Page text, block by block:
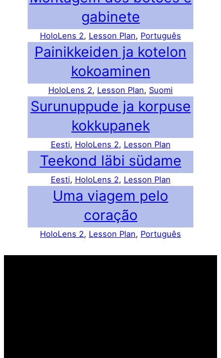
gabinete
HoloLens 2, Lesson Plan, Português
Painikkeiden ja kotelon
kokoaminen
HoloLens 2, Lesson Plan, Suomi
Surunuppude ja korpuse
kokkupanek
Eesti, HoloLens 2, Lesson Plan
Teekond läbi südame
Eesti, HoloLens 2, Lesson Plan
Uma viagem pelo
coração
HoloLens 2, Lesson Plan, Português